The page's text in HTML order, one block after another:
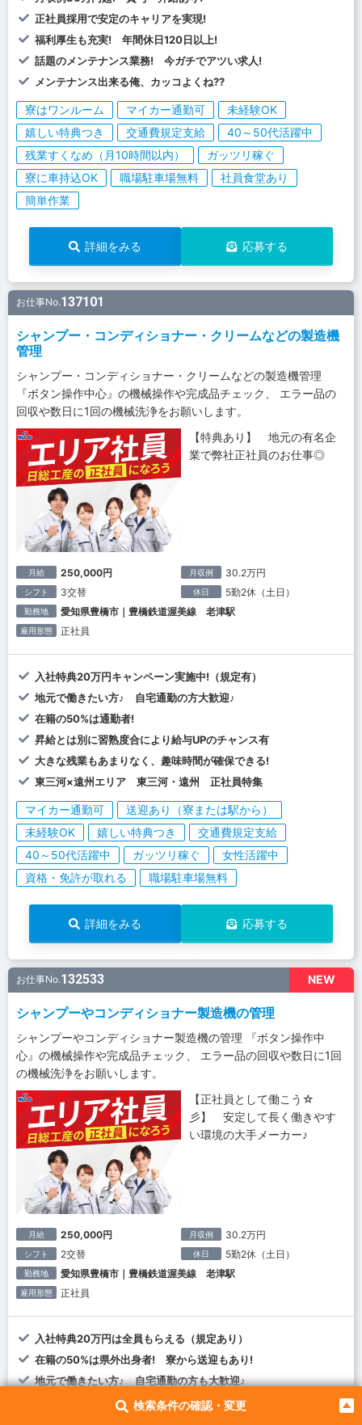
検索条件の確認・変更
正社員採用で安定のキャリアを実現!
福利厚生も充実! 年間休日120日以上!
話題のメンテナンス業務! 今ガチでアツい求人!
メンテナンス出来る俺、カッコよくね??
寮はワンルーム マイカー通勤可
未経験OK
嬉しい特典つき
交通費規定支給
40～50代活躍中
残業すくなめ（月10時間以内）
ガッツリ稼ぐ
寮に車持込OK
職場駐車場無料
社員食堂あり
簡単作業
詳細をみる 応募する
お仕事No.137101
シャンプー・コンディショナー・クリームなどの製造機
管理
シャンプー・コンディショナー・クリームなどの製造機管理
『ボタン操作中心』の機械操作や完成品チェック、 エラー品の
回収や数日に1回の機械洗浄をお願いします。
【特典あり】 地元の有名企
業で弊社正社員のお仕事◎
月給 250,000円 月収例 30.2万円
シフト 3交替 休日 5勤2休（土日）
勤務地 愛知県豊橋市｜豊橋鉄道渥美線 老津駅
雇用形態 正社員
入社特典20万円キャンペーン実施中!（規定有）
地元で働きたい方♪ 自宅通勤の方大歓迎♪
在籍の50%は通勤者!
昇給とは別に習熟度合により給与UPのチャンス有
大きな残業もあまりなく、趣味時間が確保できる!
東三河×遠州エリア 東三河・遠州 正社員特集
マイカー通勤可
送迎あり（寮または駅から）
未経験OK
嬉しい特典つき
交通費規定支給
40～50代活躍中
ガッツリ稼ぐ
女性活躍中
資格・免許が取れる
職場駐車場無料
詳細をみる 応募する
NEW
お仕事No.132533
シャンプーやコンディショナー製造機の管理
シャンプーやコンディショナー製造機の管理 『ボタン操作中
心』の機械操作や完成品チェック、 エラー品の回収や数日に1回
の機械洗浄をお願いします。
【正社員として働こう☆
彡】 安定して長く働きやす
い環境の大手メーカー♪
月給 250,000円 月収例 30.2万円
シフト 2交替 休日 5勤2休（土日）
勤務地 愛知県豊橋市｜豊橋鉄道渥美線 老津駅
雇用形態 正社員
入社特典20万円は全員もらえる（規定あり）
在籍の50%は県外出身者! 寮から送迎もあり!
地元で働きたい方♪ 自宅通勤の方も大歓迎♪
昇給とは別に習熟度合により給与UPのチャンス有